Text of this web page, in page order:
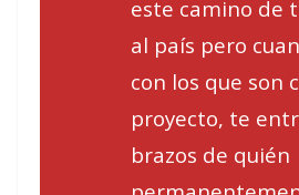
este camino de
al país pero
con los que son
proyecto, te
brazos de quién